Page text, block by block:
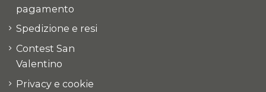
pagamento
Spedizione e resi
Contest San
Valentino
Privacy e cookie